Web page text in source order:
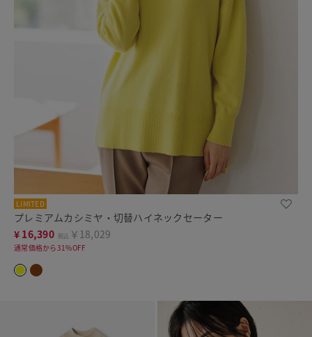
LIMITED
プレミアムカシミヤ・切替ハイネックセーター
¥ 16,390 税込 ￥18,029
通常価格から31%OFF